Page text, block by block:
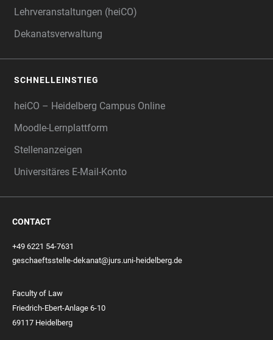
Lehrveranstaltungen (heiCO)
Dekanatsverwaltung
SCHNELLEINSTIEG
heiCO – Heidelberg Campus Online
Moodle-Lernplattform
Stellenanzeigen
Universitäres E-Mail-Konto
CONTACT
+49 6221 54-7631
geschaeftsstelle-dekanat@jurs.uni-heidelberg.de
Faculty of Law
Friedrich-Ebert-Anlage 6-10
69117 Heidelberg